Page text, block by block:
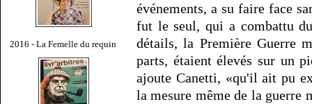
2016 - La Femelle du requin
événements, a su faire face
fut le seul, qui a combattu
détails, la Première Guerre
parts, étaient élevés sur un
ajoute Canetti, «qu'il ait pu
la mesure même de la guerre